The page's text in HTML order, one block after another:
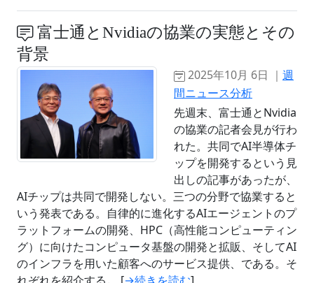
富士通とNvidiaの協業の実態とその
背景
2025年10月 6日 ｜ 週
間ニュース分析
先週末、富士通とNvidia
の協業の記者会見が行わ
れた。共同でAI半導体チ
ップを開発するという見
出しの記事があったが、
AIチップは共同で開発しない。三つの分野で協業すると
いう発表である。自律的に進化するAIエージェントのプ
ラットフォームの開発、HPC（高性能コンピューティン
グ）に向けたコンピュータ基盤の開発と拡販、そしてAI
のインフラを用いた顧客へのサービス提供、である。そ